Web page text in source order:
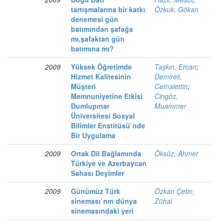
tartışmalarına bir katkı
denemesi gün
batımından şafağa
mı,şafaktan gün
batımına mı?
Özkuk, Gökan
2009
Yüksek Öğretimde
Hizmet Kalitesinin
Müşteri
Memnuniyetine Etkisi
Dumlupınar
Üniversitesi Sosyal
Bilimler Enstitüsü`nde
Bir Uygulama
Taşkın, Ercan;
Demireli,
Cemalettin;
Cingöz,
Muammer
2009
Ortak Dil Bağlamında
Türkiye ve Azerbaycan
Sahası Deyimler
Öksüz, Ahmet
2009
Günümüz Türk
sineması`nın dünya
sinemasındaki yeri
Özkan Çetin,
Zühal